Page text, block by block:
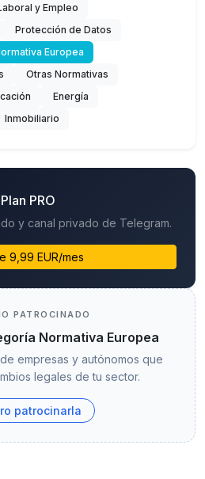
y Empleo
Protección de Datos
Europea
Otras Normativas
Energía
Inmobiliario
Plan PRO
y canal privado de Telegram.
9,99 EUR/mes
PATROCINADO
Normativa Europea
empresas y autónomos que
legales de tu sector.
patrocinarla